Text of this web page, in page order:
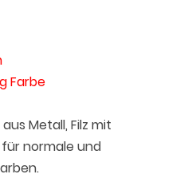
Farbe
Metall, Filz mit
normale und